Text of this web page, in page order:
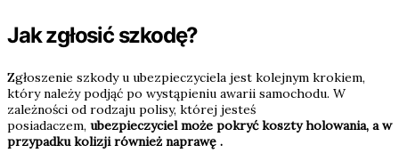
Jak zgłosić szkodę?
Zgłoszenie szkody u ubezpieczyciela jest kolejnym krokiem,
który należy podjąć po wystąpieniu awarii samochodu. W
zależności od rodzaju polisy, której jesteś
posiadaczem, ubezpieczyciel może pokryć koszty holowania, a w
przypadku kolizji również naprawę .